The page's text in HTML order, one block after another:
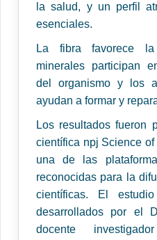
la salud, y un perfil
esenciales.
La fibra favorece
minerales participan
del organismo y los
ayudan a formar y
Los resultados fueron
científica npj Science
una de las
reconocidas para la
científicas. El
desarrollados por el
docente